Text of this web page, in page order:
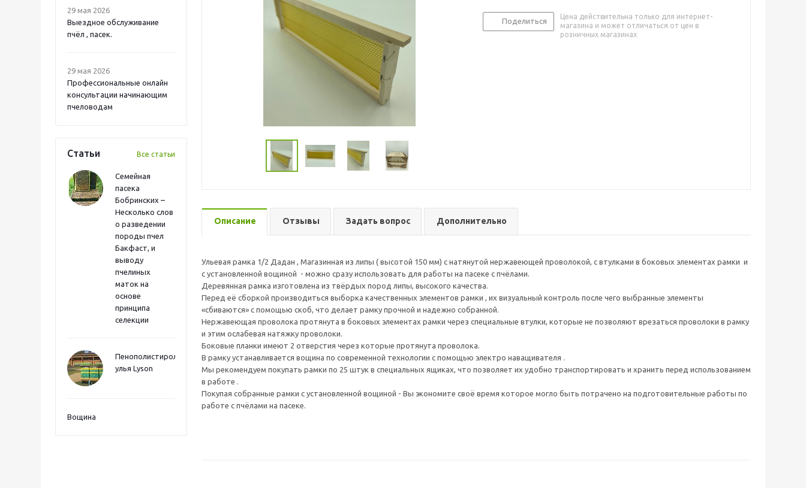
29 мая 2026
Выездное обслуживание
пчёл , пасек.
29 мая 2026
Профессиональные онлайн
консультации начинающим
пчеловодам
Статьи Все статьи
Семейная
пасека
Бобринских –
Несколько слов
о разведении
породы пчел
Бакфаст, и
выводу
пчелиных
маток на
основе
принципа
селекции
Пенополистиролные
улья Lyson
Вощина
Поделиться
Цена действительна только для интернет-
магазина и может отличаться от цен в
розничных магазинах
Описание Отзывы Задать вопрос Дополнительно
Ульевая рамка 1/2 Дадан , Магазинная из липы ( высотой 150 мм) с натянутой нержавеющей проволокой, с втулками в боковых элементах рамки и
с установленной вощиной - можно сразу использовать для работы на пасеке с пчёлами.
Деревянная рамка изготовлена из твёрдых пород липы, высокого качества.
Перед её сборкой производиться выборка качественных элементов рамки , их визуальный контроль после чего выбранные элементы
«сбиваются» с помощью скоб, что делает рамку прочной и надежно собранной.
Нержавеющая проволока протянута в боковых элементах рамки через специальные втулки, которые не позволяют врезаться проволоки в рамку
и этим ослабевая натяжку проволоки.
Боковые планки имеют 2 отверстия через которые протянута проволока.
В рамку устанавливается вощина по современной технологии с помощью электро наващивателя .
Мы рекомендуем покупать рамки по 25 штук в специальных ящиках, что позволяет их удобно транспортировать и хранить перед использованием
в работе .
Покупая собранные рамки с установленной вощиной - Вы экономите своё время которое могло быть потрачено на подготовительные работы по
работе с пчёлами на пасеке.